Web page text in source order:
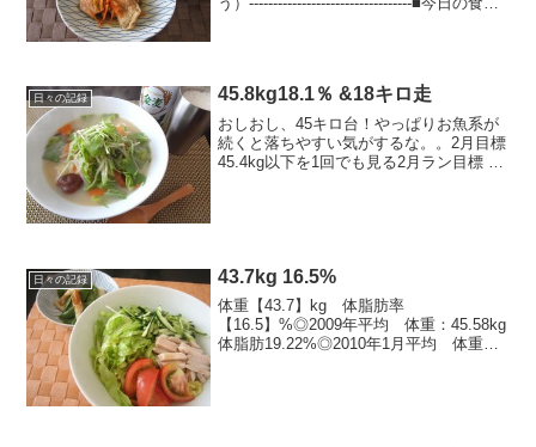
日々の記録 45.8kg18.1％ &18キロ走
おしおし、45キロ台！やっぱりお魚系が
続くと落ちやすい気がするな。。2月目標
45.4kg以下を1回でも見る2月ラン目標 最
日々の記録 43.7kg 16.5%
体重【43.7】kg 体脂肪率
【16.5】%◎2009年平均 体重：45.58kg
体脂肪19.22%◎2010年1月平均 体重：